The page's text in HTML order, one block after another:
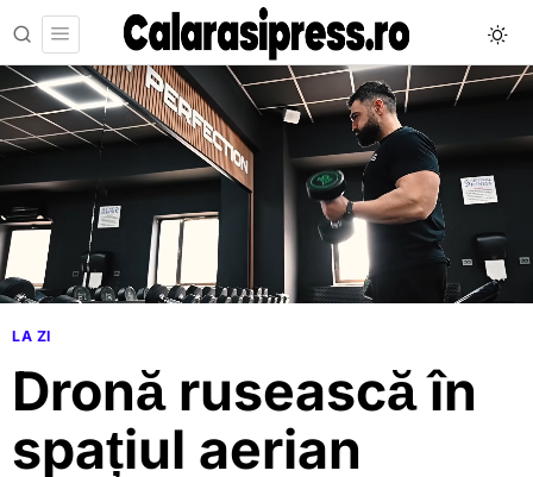
LA ZI
Dronă rusească în
spațiul aerian